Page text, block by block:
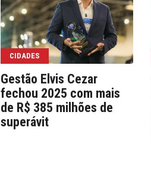
CIDADES
Gestão Elvis Cezar
fechou 2025 com mais
de R$ 385 milhões de
superávit